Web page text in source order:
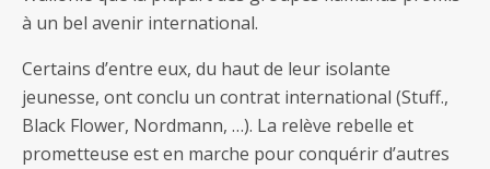
à un bel avenir international.
Certains d’entre eux, du haut de leur isolante
jeunesse, ont conclu un contrat international (Stuff.,
Black Flower, Nordmann, …). La relève rebelle et
prometteuse est en marche pour conquérir d’autres